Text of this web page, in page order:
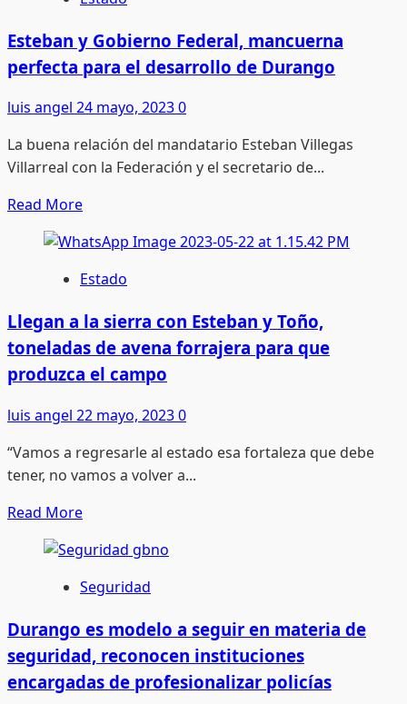
infancia
Dignidad,
propuesta
bipartidista
que
una
reforma
Esteban y Gobierno Federal, mancuerna
perfecta para el desarrollo de Durango
luis angel 24 mayo, 20230
La buena relación del mandatario Esteban Villegas
Villarreal con la Federación y el secretario de...
Read MoreRead
about
Esteban
Gobierno
Federal,
mancuerna
perfecta
para
desarrollo
de
Estado
Llegan a la sierra con Esteban y Toño,
toneladas de avena forrajera para que
produzca el campo
luis angel 22 mayo, 20230
“Vamos a regresarle al estado esa fortaleza que debe
tener, no vamos a volver a...
Read MoreRead
about
Llegan
la
sierra
con
Esteban
Seguridad
Durango es modelo a seguir en materia de
seguridad, reconocen instituciones
encargadas de profesionalizar policías